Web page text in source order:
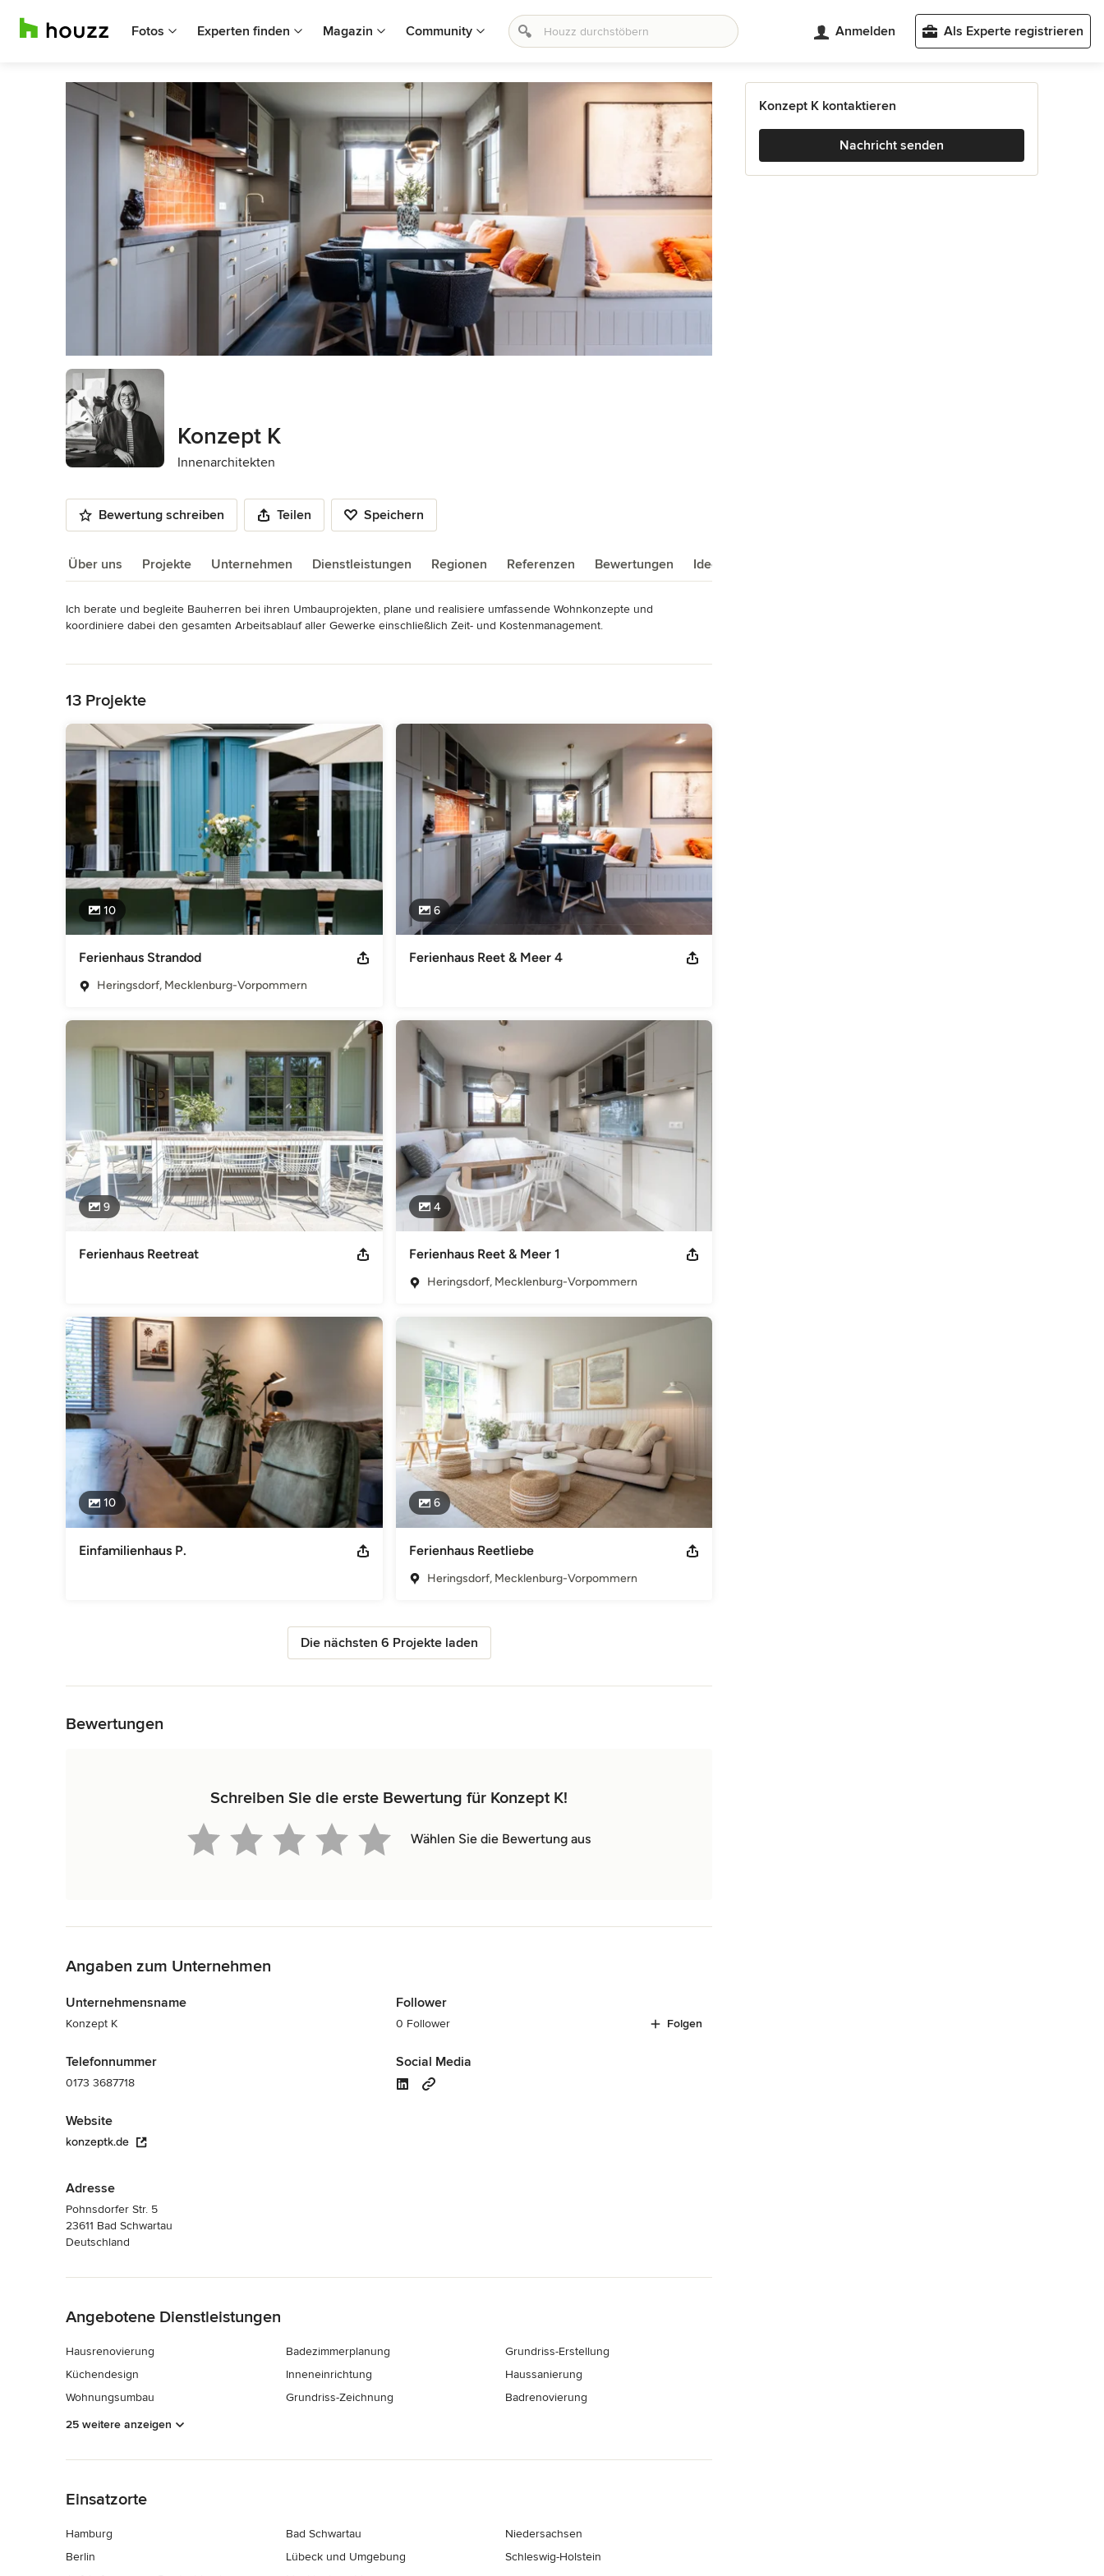
Fotos Experten finden Magazin Community Anmelden Als Experte registrieren
Konzept K
Innenarchitekten
Bewertung schreiben Teilen Speichern
Über uns Projekte Unternehmen Dienstleistungen Regionen Referenzen Bewertungen Ideenbücher
Über uns
Ich berate und begleite Bauherren bei ihren Umbauprojekten, plane und realisiere umfassende Wohnkonzepte und
koordiniere dabei den gesamten Arbeitsablauf aller Gewerke einschließlich Zeit- und Kostenmanagement.
Impressum
Merz Telefon: 0173-3687718 E-Mail: mail@kk-innenarchitektur.de Umsatzsteuer-ID: DE349341465 Folgende
Berufshaftpflichtversicherung gewährt den verpflichtenden Versicherungsschutz: VHV Allgemeine Versicherung AG VHV –
Platz 1, 30177 Hannover Umsatzsteuergesetz: Umsatzsteuer-Identifikationsnummer gemäß §27a Berufsbezeichnung:
Innenarchitektin Zuständige Kammer: Architekten- und Ingenieurkammer Schleswig-Holstein Verliehen durch: Bundesrepublik
Deutschland
Kategorie
Innenarchitekten
13 Projekte
10
Ferienhaus Strandod
Heringsdorf, Mecklenburg-Vorpommern
6
Ferienhaus Reet & Meer 4
9
Ferienhaus Reetreat
4
Ferienhaus Reet & Meer 1
Heringsdorf, Mecklenburg-Vorpommern
10
Einfamilienhaus P.
6
Ferienhaus Reetliebe
Heringsdorf, Mecklenburg-Vorpommern
Die nächsten 6 Projekte laden
Bewertungen
Schreiben Sie die erste Bewertung für Konzept K!
Wählen Sie die Bewertung aus
Angaben zum Unternehmen
Unternehmensname
Konzept K
Telefonnummer
0173 3687718
Website
konzeptk.de
Adresse
Pohnsdorfer Str. 5
23611 Bad Schwartau
Deutschland
Follower
0 Follower Folgen
Social Media
Angebotene Dienstleistungen
Hausrenovierung
Küchendesign
Wohnungsumbau
Badezimmerplanung
Inneneinrichtung
Grundriss-Zeichnung
Grundriss-Erstellung
Haussanierung
Badrenovierung
25 weitere anzeigen
Einsatzorte
Hamburg
Berlin
Bad Schwartau
Lübeck und Umgebung
Niedersachsen
Schleswig-Holstein
Konzept K kontaktieren
Nachricht senden